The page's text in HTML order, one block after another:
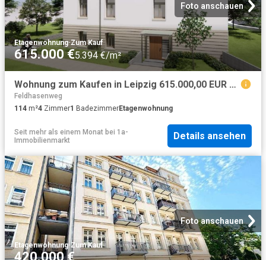
Foto anschauen
Etagenwohnung·Zum Kauf
615.000 €5.394 €/m²
Wohnung zum Kaufen in Leipzig 615.000,00 EUR 114.71 m²
Feldhasenweg
114 m²4 Zimmer1 BadezimmerEtagenwohnung
Seit mehr als einem Monat bei 1a-
Immobilienmarkt
Details ansehen
Foto anschauen
Etagenwohnung·Zum Kauf
420.000 €